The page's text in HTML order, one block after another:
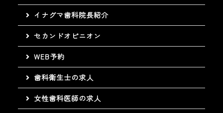
イナグマ歯科院長紹介
セカンドオピニオン
WEB予約
歯科衛生士の求人
女性歯科医師の求人